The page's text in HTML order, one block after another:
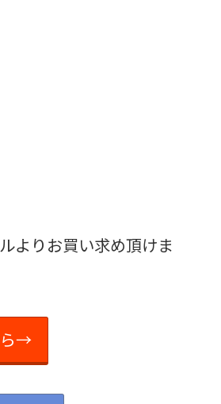
よりお買い求め頂けま
ら→